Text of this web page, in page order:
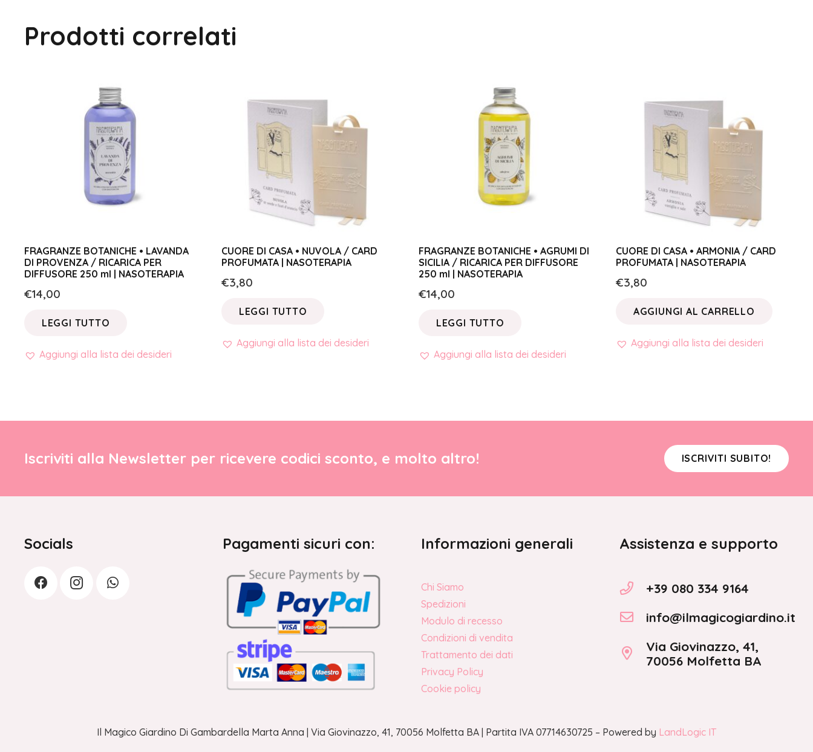
Prodotti correlati
FRAGRANZE BOTANICHE • LAVANDA
DI PROVENZA / RICARICA PER
DIFFUSORE 250 ml | NASOTERAPIA
€14,00
LEGGI TUTTO
Aggiungi alla lista dei desideri
CUORE DI CASA • NUVOLA / CARD
PROFUMATA | NASOTERAPIA
€3,80
LEGGI TUTTO
Aggiungi alla lista dei desideri
FRAGRANZE BOTANICHE • AGRUMI DI
SICILIA / RICARICA PER DIFFUSORE
250 ml | NASOTERAPIA
€14,00
LEGGI TUTTO
Aggiungi alla lista dei desideri
CUORE DI CASA • ARMONIA / CARD
PROFUMATA | NASOTERAPIA
€3,80
AGGIUNGI AL CARRELLO
Aggiungi alla lista dei desideri
Iscriviti alla Newsletter per ricevere codici sconto, e molto altro! ISCRIVITI SUBITO!
Socials Pagamenti sicuri con: Informazioni generali
Chi Siamo
Spedizioni
Modulo di recesso
Condizioni di vendita
Trattamento dei dati
Privacy Policy
Cookie policy
Assistenza e supporto
+39 080 334 9164
info@ilmagicogiardino.it
Via Giovinazzo, 41,
70056 Molfetta BA
Il Magico Giardino Di Gambardella Marta Anna | Via Giovinazzo, 41, 70056 Molfetta BA | Partita IVA 07714630725 – Powered by LandLogic IT